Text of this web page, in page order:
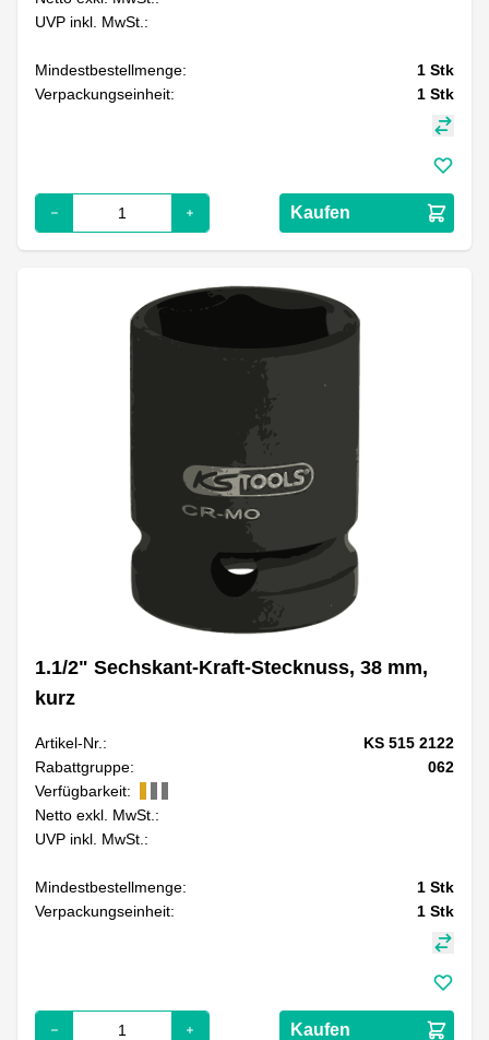
UVP inkl. MwSt.:
Mindestbestellmenge: 1 Stk
Verpackungseinheit:
1 Stk
Kaufen
1.1/2" Sechskant-Kraft-Stecknuss, 38 mm,
kurz
Artikel-Nr.:
KS 515 2122
Rabattgruppe:
062
Verfügbarkeit:
Netto exkl. MwSt.:
UVP inkl. MwSt.:
Mindestbestellmenge: 1 Stk
Verpackungseinheit:
1 Stk
Kaufen